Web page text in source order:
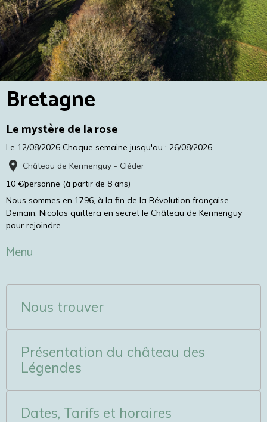
Bretagne
Le mystère de la rose
Le 12/08/2026 Chaque semaine jusqu'au : 26/08/2026
Château de Kermenguy - Cléder
10 €/personne (à partir de 8 ans)
Nous sommes en 1796, à la fin de la Révolution française.
Demain, Nicolas quittera en secret le Château de Kermenguy
pour rejoindre ...
Menu
Nous trouver
Présentation du château des
Légendes
Dates, Tarifs et horaires